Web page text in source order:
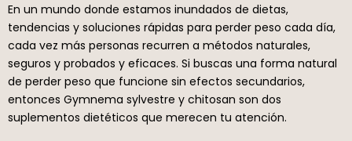
En un mundo donde estamos inundados de dietas,
tendencias y soluciones rápidas para perder peso cada día,
cada vez más personas recurren a métodos naturales,
seguros y probados y eficaces. Si buscas una forma natural
de perder peso que funcione sin efectos secundarios,
entonces Gymnema sylvestre y chitosan son dos
suplementos dietéticos que merecen tu atención.